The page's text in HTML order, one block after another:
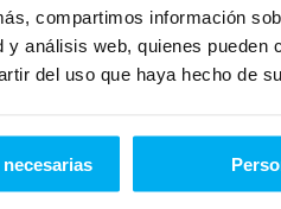
compartimos información
y análisis web, quienes
del uso que haya hecho de
*
y productos que puedan